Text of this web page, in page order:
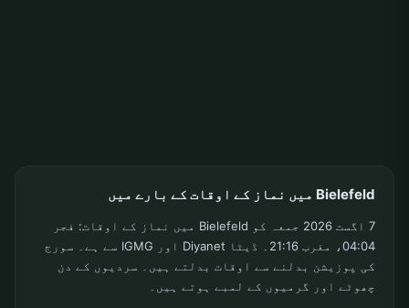
Bielefeld میں نماز کے اوقات کے بارے میں
7 اگست 2026 جمعہ کو Bielefeld میں نماز کے اوقات: فجر
04:04، مغرب 21:16۔ ڈیٹا Diyanet اور IGMG سے ہے۔ سورج
کی پوزیشن بدلنے سے اوقات بدلتے ہیں۔ سردیوں کے دن
چھوٹے اور گرمیوں کے لمبے ہوتے ہیں۔